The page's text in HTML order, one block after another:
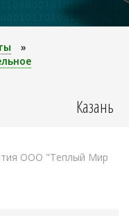
»
Казань
ООО "Теплый Мир